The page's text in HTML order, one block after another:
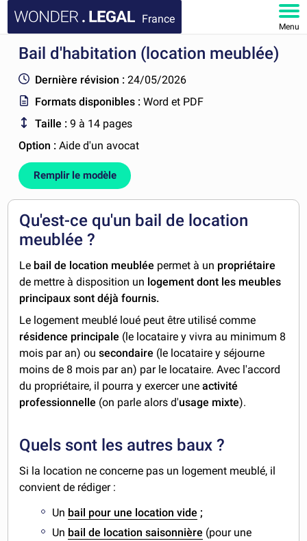
France
Menu
ACCUEIL
DOCUMENTS
FAQ
MON COMPTE
Bail d'habitation (location meublée)
Dernière révision : 24/05/2026
Formats disponibles :Word et PDF
Taille : 9 à 14 pages
Option :Aide d'un avocat
Remplir le modèle
Qu'est-ce qu'un bail de location
meublée ?
Le bail de location meublée permet à un propriétaire
de mettre à disposition un logement dont les meubles
principauxsontdéjà fournis.
Le logement meublé loué peut être utilisé comme
résidence principale (le locataire y vivra au minimum 8
mois par an) ousecondaire (le locataire y séjourne
moins de 8 mois par an) par le locataire. Avec l'accord
du propriétaire, il pourra y exercer une activité
professionnelle (on parle alors d'usage mixte).
Quels sont les autres baux ?
Si la location ne concerne pas un logement meublé, il
convient de rédiger :
Un bail pour une location vide ;
Un bail de location saisonnière (pour une